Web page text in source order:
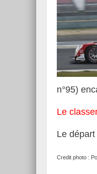
n°95)
Le
Le
Credit photo :